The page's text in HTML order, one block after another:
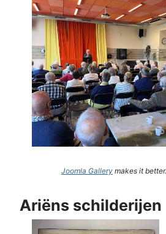
Joomla Gallery makes it
Ariëns schilderijen